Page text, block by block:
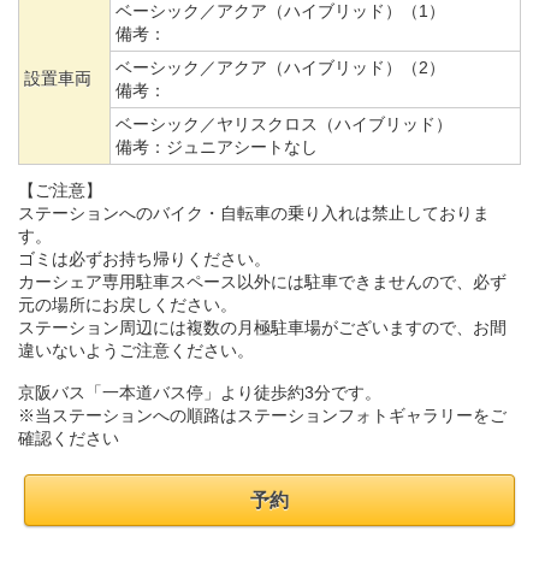
設置車両
ベーシック／アクア（ハイブリッド）（1）
備考：
ベーシック／アクア（ハイブリッド）（2）
備考：
ベーシック／ヤリスクロス（ハイブリッド）
備考： ジュニアシートなし
【ご注意】
ステーションへのバイク・自転車の乗り入れは禁止しておりま
す。
ゴミは必ずお持ち帰りください。
カーシェア専用駐車スペース以外には駐車できませんので、必ず
元の場所にお戻しください。
ステーション周辺には複数の月極駐車場がございますので、お間
違いないようご注意ください。
京阪バス「一本道バス停」より徒歩約3分です。
※当ステーションへの順路はステーションフォトギャラリーをご
確認ください
予約